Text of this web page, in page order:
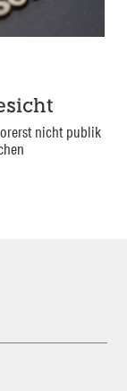
nicht publik